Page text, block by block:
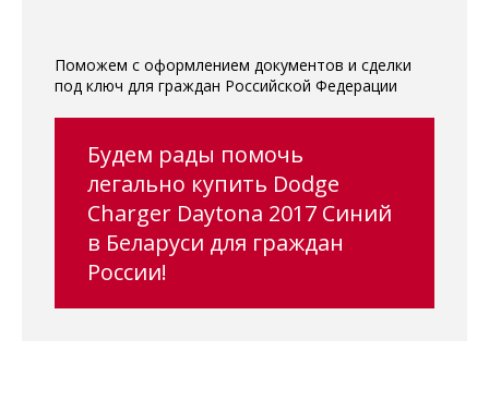
Поможем с оформлением документов и сделки
под ключ для граждан Российской Федерации
Будем рады помочь
легально купить Dodge
Charger Daytona 2017 Синий
в Беларуси для граждан
России!